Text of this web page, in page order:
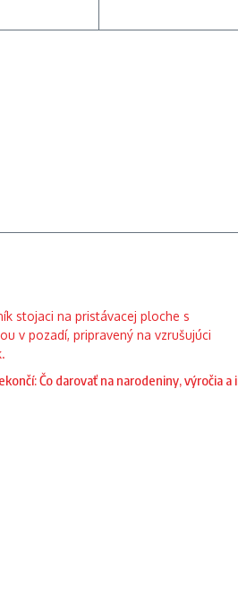
Čo darovať na narodeniny, výročia a